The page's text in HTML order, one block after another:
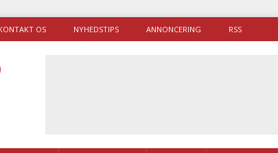
OS NYHEDSTIPS ANNONCERING RSS